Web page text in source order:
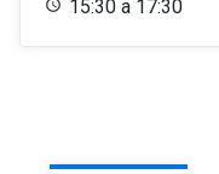
15:30 a 17:30